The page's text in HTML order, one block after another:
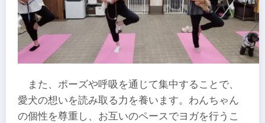
また、ポーズや呼吸を通じて集中することで、
愛犬の想いを読み取る力を養います。わんちゃん
の個性を尊重し、お互いのペースでヨガを行うこ